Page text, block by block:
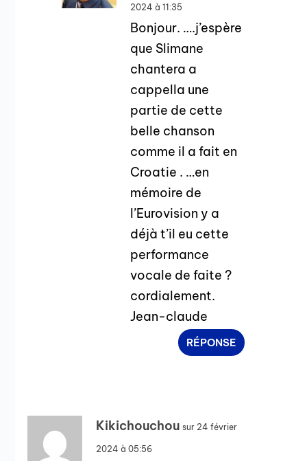
2024 à 11:35
Bonjour. ….j’espère
que Slimane
chantera a
cappella une
partie de cette
belle chanson
comme il a fait en
Croatie . …en
mémoire de
l’Eurovision y a
déjà t’il eu cette
performance
vocale de faite ?
cordialement.
Jean-claude
RÉPONSE
Kikichouchou sur 24 février
2024 à 05:56